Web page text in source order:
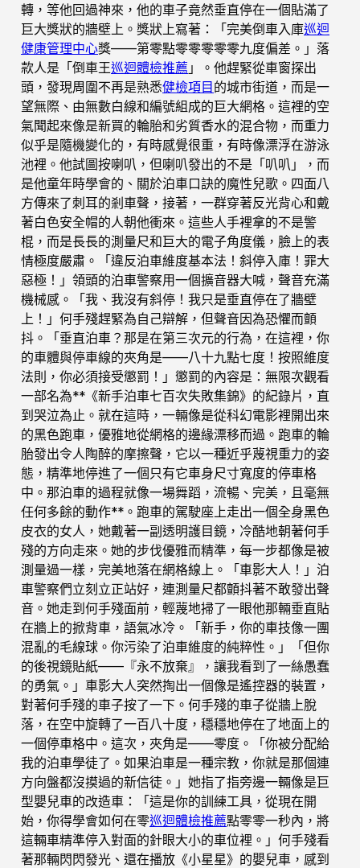
轉，等他回過神來，他的車子竟然垂直停在一個貼滿了
巨大獎狀的牆壁上。獎狀上寫著：「完美倒車入庫巡迴
健康管理中心獎——第零點零零零零零九度偏差。」落
款人是「倒車王巡迴體檢推薦 」。他趕緊從車窗探出
頭，發現周圍不再是熟悉健檢項目的城市街道，而是一
望無際、由無數白線和編號組成的巨大網格。這裡的空
氣聞起來像是新買的輪胎和劣質香水的混合物，而重力
似乎是隨機變化的，有時感覺很重，有時像漂浮在游泳
池裡。他試圖按喇叭，但喇叭發出的不是「叭叭」，而
是他童年時學會的、關於泊車口訣的魔性兒歌。四面八
方傳來了刺耳的剎車聲，接著，一群穿著反光背心和戴
著白色安全帽的人朝他衝來。這些人手裡拿的不是警
棍，而是長長的測量尺和巨大的電子角度儀，臉上的表
情極度嚴肅。「違反泊車維度基本法！斜停入庫！罪大
惡極！」領頭的泊車警察用一個擴音器大喊，聲音充滿
機械感。「我、我沒有斜停！我只是垂直停在了牆壁
上！」何手殘趕緊為自己辯解，但聲音因為恐懼而顫
抖。「垂直泊車？那是在第三次元的行為，在這裡，你
的車體與停車線的夾角是——八十九點七度！按照維度
法則，你必須接受懲罰！」懲罰的內容是：無限次觀看
一部名為**《新手泊車七百次失敗集錦》的紀錄片，直
到哭泣為止。就在這時，一輛像是從科幻電影裡開出來
的黑色跑車，優雅地從網格的邊緣漂移而過。跑車的輪
胎發出令人陶醉的摩擦聲，它以一種近乎蔑視重力的姿
態，精準地停進了一個只有它車身尺寸寬度的停車格
中。那泊車的過程就像一場舞蹈，流暢、完美，且毫無
任何多餘的動作**。跑車的駕駛座上走出一個全身黑色
皮衣的女人，她戴著一副透明護目鏡，冷酷地朝著何手
殘的方向走來。她的步伐優雅而精準，每一步都像是被
測量過一樣，完美地落在網格線上。「車影大人！」泊
車警察們立刻立正站好，連測量尺都顫抖著不敢發出聲
音。她走到何手殘面前，輕蔑地掃了一眼他那輛垂直貼
在牆上的掀背車，語氣冰冷。「新手，你的車技像一團
混亂的毛線球。你污染了泊車維度的純粹性。」「但你
的後視鏡貼紙——『永不放棄』，讓我看到了一絲愚蠢
的勇氣。」車影大人突然掏出一個像是遙控器的裝置，
對著何手殘的車子按了一下。何手殘的車子從牆上脫
落，在空中旋轉了一百八十度，穩穩地停在了地面上的
一個停車格中。這次，夾角是——零度。「你被分配給
我的泊車學徒了。如果泊車是一種宗教，你就是那個連
方向盤都沒摸過的新信徒。」她指了指旁邊一輛像是巨
型嬰兒車的改造車：「這是你的訓練工具，從現在開
始，你得學會如何在零巡迴體檢推薦點零零一秒內，將
這輛車精準停入對面的針眼大小的車位裡。」何手殘看
著那輛閃閃發光、還在播放《小星星》的嬰兒車，感到